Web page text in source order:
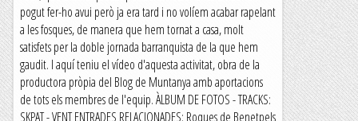
pogut fer-ho avui però ja era tard i no volíem acabar rapelant
a les fosques, de manera que hem tornat a casa, molt
satisfets per la doble jornada barranquista de la que hem
gaudit. I aquí teniu el vídeo d'aquesta activitat, obra de la
productora pròpia del Blog de Muntanya amb aportacions
de tots els membres de l'equip. ÀLBUM DE FOTOS - TRACKS:
SKPAT - VENT ENTRADES RELACIONADES: Roques de Benetpels